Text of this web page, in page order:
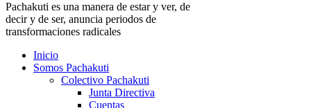
Pachakuti es una manera de estar y ver, de
decir y de ser, anuncia periodos de
transformaciones radicales
Inicio
Somos Pachakuti
Colectivo Pachakuti
Junta Directiva
Cuentas